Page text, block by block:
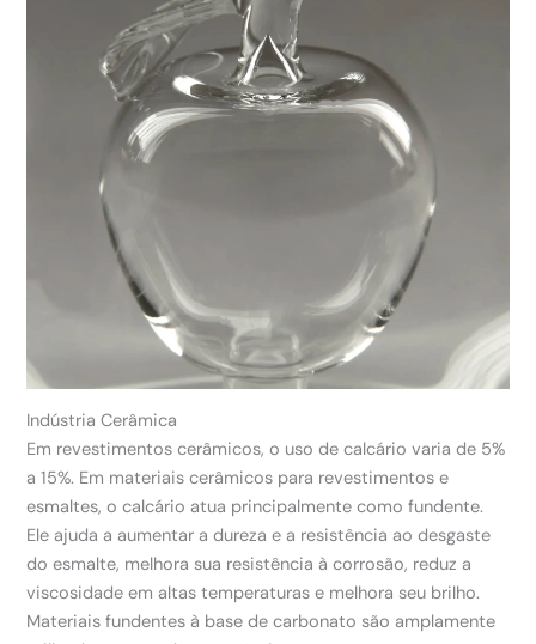
Indústria Cerâmica
Em revestimentos cerâmicos, o uso de calcário varia de 5%
a 15%. Em materiais cerâmicos para revestimentos e
esmaltes, o calcário atua principalmente como fundente.
Ele ajuda a aumentar a dureza e a resistência ao desgaste
do esmalte, melhora sua resistência à corrosão, reduz a
viscosidade em altas temperaturas e melhora seu brilho.
Materiais fundentes à base de carbonato são amplamente